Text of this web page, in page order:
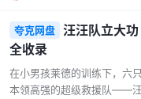
赅，让孩子在了解历史的同
的画风独具匠心，采用皮影
统皮影戏的特点，既古朴又
们的好奇心与探索欲。 每天
在5分钟左右，非…...
夸克网盘
汪汪队立大
全收录
在小男孩莱德的训练下，六
本领高强的超级救援队——汪